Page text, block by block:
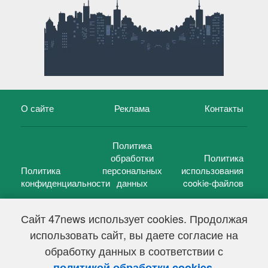
Сайт 47news использует cookies. Продолжая
использовать сайт, вы даете согласие на
обработку данных в соответствии с
О сайте Реклама Контакты
Политика
конфиденциальности
Политика
обработки
персональных
данных
Политика
использования
cookie-файлов
47 новостей (47 news)2005 — 2026 г.
Свидетельство о регистрации СМИ Эл № ФС 77-39848, выдано
Федеральной службой по надзору в сфере связи,